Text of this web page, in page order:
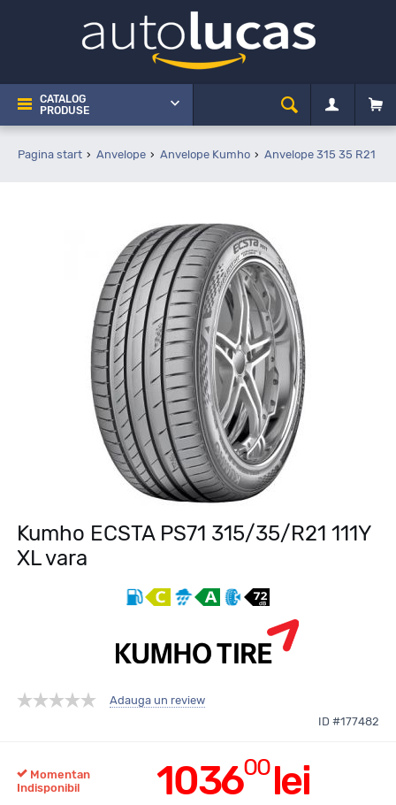
CATALOG
PRODUSE
Pagina start Anvelope Anvelope Kumho Anvelope 315 35 R21
Kumho ECSTA PS71 315/35/R21 111Y
XL vara
Adauga un review
ID #177482
103600lei
Momentan
Indisponibil